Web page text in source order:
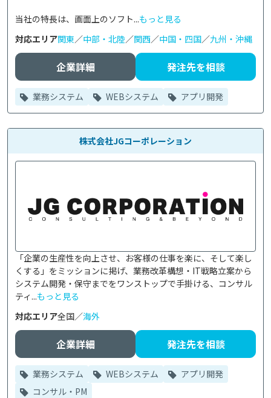
当社の特長は、画面上のソフト...もっと見る
対応エリア関東／中部・北陸／関西／中国・四国／九州・沖縄
企業詳細 発注先を相談
業務システム WEBシステム アプリ開発
株式会社JGコーポレーション
「企業の生産性を向上させ、お客様の仕事を楽に、そして楽し
くする」をミッションに掲げ、業務改革構想・IT戦略立案から
システム開発・保守までをワンストップで手掛ける、コンサル
ティ...もっと見る
対応エリア全国／海外
企業詳細 発注先を相談
業務システム WEBシステム
アプリ開発
コンサル・PM